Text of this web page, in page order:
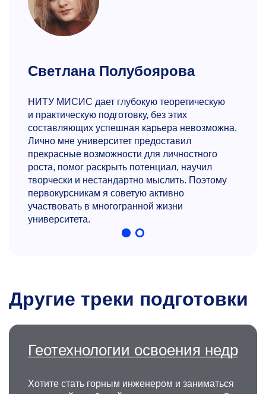
Светлана Полубоярова
НИТУ МИСИС дает глубокую теоретическую
и практическую подготовку, без этих
составляющих успешная карьера невозможна.
Лично мне университет предоставил
прекрасные возможности для личностного
роста, помог раскрыть потенциал, научил
творчески и нестандартно мыслить. Поэтому
первокурсникам я советую активно
участвовать в многогранной жизни
университета.
Другие треки подготовки
Геотехнологии освоения недр
Хотите стать горным инженером и заниматься